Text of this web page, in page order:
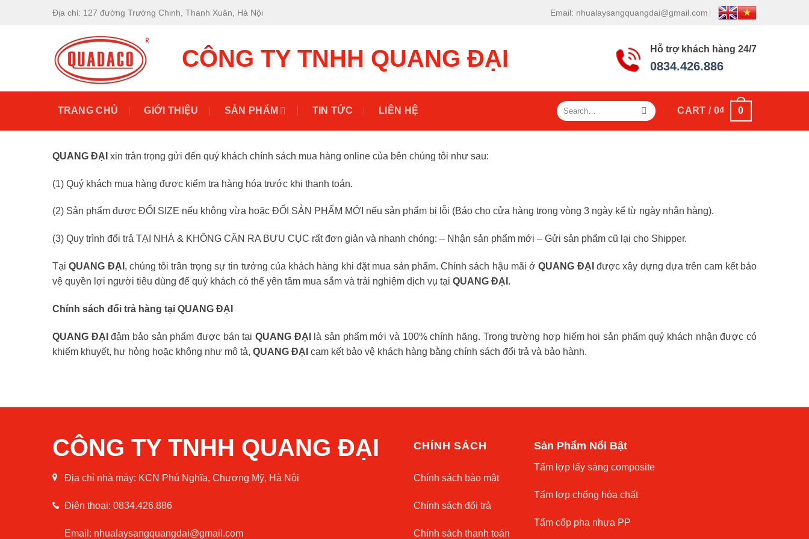
Địa chỉ: 127 đường Trường Chinh, Thanh Xuân, Hà Nội Email: nhualaysangquangdai@gmail.com
CÔNG TY TNHH QUANG ĐẠI Hỗ trợ khách hàng 24/7
0834.426.886
TRANG CHỦ GIỚI THIỆU SẢN PHẨM TIN TỨC LIÊN HỆ
Search
for:
CART / 0₫ 0
QUANG ĐẠI xin trân trọng gửi đến quý khách chính sách mua hàng online của bên chúng tôi như sau:
(1) Quý khách mua hàng được kiểm tra hàng hóa trước khi thanh toán.
(2) Sản phẩm được ĐỔI SIZE nếu không vừa hoặc ĐỔI SẢN PHẨM MỚI nếu sản phẩm bị lỗi (Báo cho cửa hàng trong vòng 3 ngày kể từ ngày nhận hàng).
(3) Quy trình đổi trả TẠI NHÀ & KHÔNG CẦN RA BƯU CỤC rất đơn giản và nhanh chóng: – Nhận sản phẩm mới – Gửi sản phẩm cũ lại cho Shipper.
TạiQUANG ĐẠI , chúng tôi trân trọng sự tin tưởng của khách hàng khi đặt mua sản phẩm. Chính sách hậu mãi ởQUANG ĐẠI được xây dựng dựa trên cam kết bảo
vệ quyền lợi người tiêu dùng để quý khách có thể yên tâm mua sắm và trải nghiệm dịch vụ tại QUANG ĐẠI .
Chính sách đổi trả hàng tại QUANG ĐẠI
QUANG ĐẠI đảm bảo sản phẩm được bán tạiQUANG ĐẠI
là sản phẩm mới và 100% chính hãng. Trong trường hợp hiếm hoi sản phẩm quý khách nhận được có
khiếm khuyết, hư hỏng hoặc không như mô tả, QUANG ĐẠI cam kết bảo vệ khách hàng bằng chính sách đổi trả và bảo hành.
CÔNG TY TNHH QUANG ĐẠI
Địa chỉ nhà máy: KCN Phú Nghĩa, Chương Mỹ, Hà Nội
Điện thoại: 0834.426.886
Email: nhualaysangquangdai@gmail.com
CHÍNH SÁCH
Chính sách bảo mật
Chính sách đổi trả
Chính sách thanh toán
Sản Phẩm Nổi Bật
Tấm lợp lấy sáng composite
Tấm lợp chống hóa chất
Tấm cốp pha nhựa PP